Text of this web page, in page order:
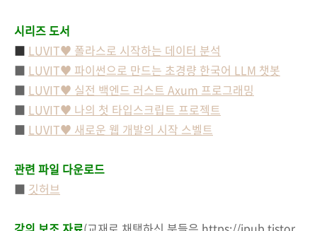
시리즈 도서
■ LUVIT♥ 폴라스로 시작하는 데이터 분석
■ LUVIT♥ 파이썬으로 만드는 초경량 한국어 LLM 챗봇
■ LUVIT♥ 실전 백엔드 러스트 Axum 프로그래밍
■ LUVIT♥ 나의 첫 타입스크립트 프로젝트
■ LUVIT♥ 새로운 웹 개발의 시작 스벨트
관련 파일 다운로드
■ 깃허브